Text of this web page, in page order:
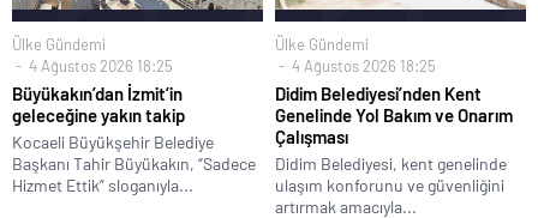
Ülke Gündemi
4 Ağustos 2026 18:25
Büyükakın’dan İzmit’in
geleceğine yakın takip
Kocaeli Büyükşehir Belediye
Başkanı Tahir Büyükakın, “Sadece
Hizmet Ettik” sloganıyla...
Ülke Gündemi
4 Ağustos 2026 18:25
Didim Belediyesi’nden Kent
Genelinde Yol Bakım ve Onarım
Çalışması
Didim Belediyesi, kent genelinde
ulaşım konforunu ve güvenliğini
artırmak amacıyla...